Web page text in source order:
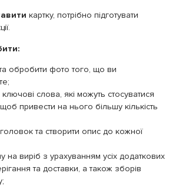
картку, потрібно підготувати
обробити фото того, що ви
ключові слова, які можуть стосуватися
привести на нього більшу кількість
та створити опис до кожної
на виріб з урахуванням усіх додаткових
та доставки, а також зборів